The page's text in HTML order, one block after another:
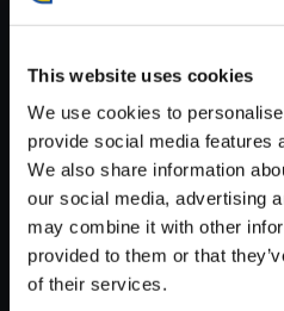
This website uses cookies
We use cookies to
provide social media features
We also share information
our social media, advertising
may combine it with other
provided to them or that
of their services.
※ご購入いただいたファイルのダ
【単曲
フェク